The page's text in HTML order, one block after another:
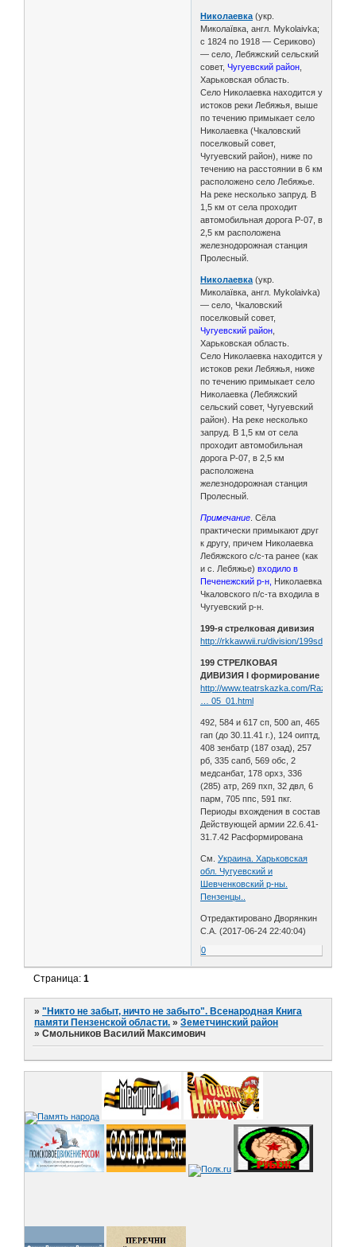
Николаевка (укр.
Миколаївка, англ. Mykolaivka;
с 1824 по 1918 — Сериково)
— село, Лебяжский сельский
совет,Чугуевский район
Харьковская область.
Село Николаевка находится у
истоков реки Лебяжья, выше
по течению примыкает село
Николаевка (Чкаловский
поселковый совет,
Чугуевский район), ниже по
течению на расстоянии в 6 км
расположено село Лебяжье.
На реке несколько запруд. В
1,5 км от села проходит
автомобильная дорога Р-07, в
2,5 км расположена
железнодорожная станция
Пролесный.
Николаевка (укр.
Миколаївка, англ. Mykolaivka)
— село, Чкаловский
поселковый совет,
Чугуевский район
Харьковская область.
Село Николаевка находится у
истоков реки Лебяжья, ниже
по течению примыкает село
Николаевка (Лебяжский
сельский совет, Чугуевский
район). На реке несколько
запруд. В 1,5 км от села
проходит автомобильная
дорога Р-07, в 2,5 км
расположена
железнодорожная станция
Пролесный.
Примечание . Сёла
практически примыкают друг
к другу, причем Николаевка
Лебяжского с/с-та ранее (как
и с. Лебяжье)входило в
Печенежский р-н, Николаевка
Чкаловского п/с-та входила в
Чугуевский р-н.
199-я стрелковая дивизия
http://rkkawwii.ru/division/199sdf1
199 СТРЕЛКОВАЯ
ДИВИЗИЯ I формирование
http://www.teatrskazka.com/Raznoe/
… 05_01.html
492, 584 и 617 сп, 500 ап, 465
гап (до 30.11.41 г.), 124 оиптд,
408 зенбатр (187 озад), 257
рб, 335 сапб, 569 обс, 2
медсанбат, 178 орхз, 336
(285) атр, 269 пхп, 32 двл, 6
парм, 705 ппс, 591 пкг.
Периоды вхождения в состав
Действующей армии 22.6.41-
31.7.42 Расформирована
См.Украина. Харьковская
обл. Чугуевский и
Шевченковский р-ны.
Пензенцы..
Отредактировано Дворянкин
С.А. (2017-06-24 22:40:04)
0
Страница:1
»"Никто не забыт, ничто не забыто". Всенародная Книга
памяти Пензенской области. »Земетчинский район
»Смольников Василий Максимович